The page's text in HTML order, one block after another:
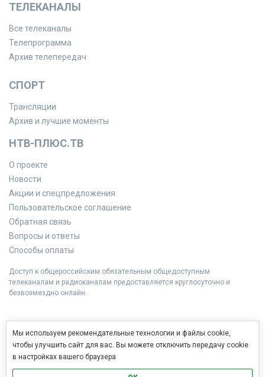
ТЕЛЕКАНАЛЫ
Все телеканалы
Телепрограмма
Архив телепередач
СПОРТ
Трансляции
Архив и лучшие моменты
НТВ-ПЛЮС.ТВ
О проекте
Новости
Акции и спецпредложения
Пользовательское соглашение
Обратная связь
Вопросы и ответы
Способы оплаты
Доступ к общероссийским обязательным общедоступным
телеканалам и радиоканалам предоставляется круглосуточно и
безвозмездно онлайн.
Мы используем рекомендательные технологии и файлы cookie,
чтобы улучшить сайт для вас. Вы можете отключить передачу cookie
в настройках вашего браузера